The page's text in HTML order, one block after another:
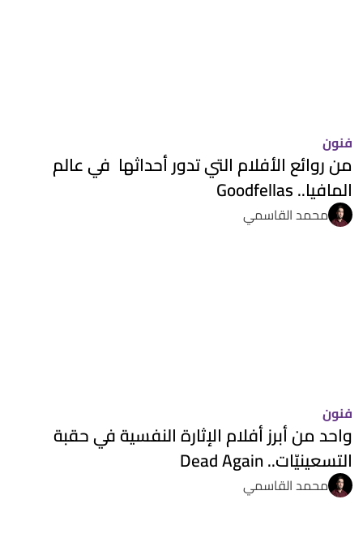
فنون
من روائع الأفلام التي تدور أحداثها في عالم
المافيا.. Goodfellas
محمد القاسمي
فنون
واحد من أبرز أفلام الإثارة النفسية في حقبة
التسعينيّات.. Dead Again
محمد القاسمي